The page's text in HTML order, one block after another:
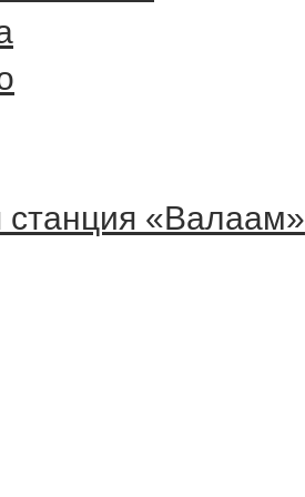
станция «Валаам»